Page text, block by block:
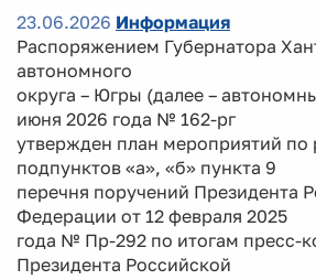
23.06.2026 Информация
Распоряжением Губернатора
автономного
округа – Югры (далее –
июня 2026 года № 162-рг
утвержден план мероприятий по
подпунктов «а», «б» пункта 9
перечня поручений Президента
Федерации от 12 февраля 2025
года № Пр-292 по итогам пресс-
Президента Российской